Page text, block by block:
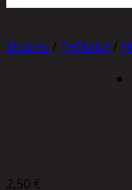
Etusivu / Työkalut /
2,50 €